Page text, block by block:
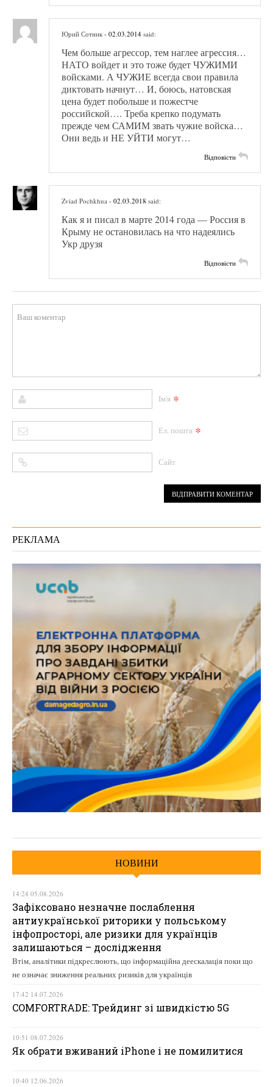
Юрий Сотник- 02.03.2014 said:
Чем больше агрессор, тем наглее агрессия…
НАТО войдет и это тоже будет ЧУЖИМИ
войсками. А ЧУЖИЕ всегда свои правила
диктовать начнут… И, боюсь, натовская
цена будет побольше и пожестче
российской…. Треба крепко подумать
прежде чем САМИМ звать чужие войска…
Они ведь и НЕ УЙТИ могут…
Відповісти
Zviad Pochkhua - 02.03.2018 said:
Как я и писал в марте 2014 года — Россия в
Крыму не остановилась на что надеялись
Укр друзя
Відповісти
Ім'я *
Ел. пошта *
Сайт
РЕКЛАМА
НОВИНИ
14:24 05.08.2026
Зафіксовано незначне послаблення
антиукраїнської риторики у польському
інфопросторі, але ризики для українців
залишаються – дослідження
Втім, аналітики підкреслюють, що інформаційна деескалація поки що
не означає зниження реальних ризиків для українців
17:42 14.07.2026
COMFORTRADE: Трейдинг зі швидкістю 5G
10:51 08.07.2026
Як обрати вживаний iPhone і не помилитися
10:40 12.06.2026